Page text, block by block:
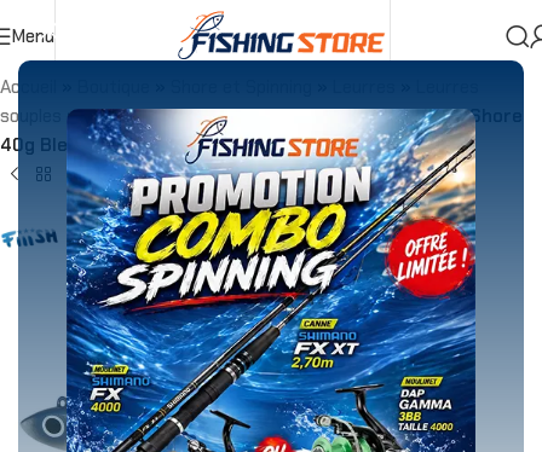
Menu
Accueil
souples
»Combo»Combo Fiiish Black Minnow 140 Off Shore
40g Bleu